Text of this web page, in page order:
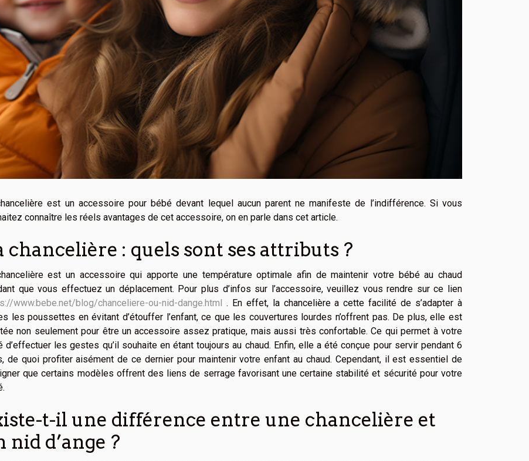
est un accessoire pour bébé devant lequel aucun parent ne manifeste de l’indifférence. Si vous
connaître les réels avantages de cet accessoire, on en parle dans cet article.
chancelière : quels sont ses attributs ?
est un accessoire qui apporte une température optimale afin de maintenir votre bébé au chaud
que vous effectuez un déplacement. Pour plus d’infos sur l’accessoire, veuillez vous rendre sur ce lien
www.bebe.net/blog/chanceliere-ou-nid-dange.html
. En effet, la chancelière a cette facilité de s’adapter à
les poussettes en évitant d’étouffer l’enfant, ce que les couvertures lourdes n’offrent pas. De plus, elle est
non seulement pour être un accessoire assez pratique, mais aussi très confortable. Ce qui permet à votre
d’effectuer les gestes qu’il souhaite en étant toujours au chaud. Enfin, elle a été conçue pour servir pendant 6
de quoi profiter aisément de ce dernier pour maintenir votre enfant au chaud. Cependant, il est essentiel de
que certains modèles offrent des liens de serrage favorisant une certaine stabilité et sécurité pour votre
t-il une différence entre une chancelière et
nid d’ange ?